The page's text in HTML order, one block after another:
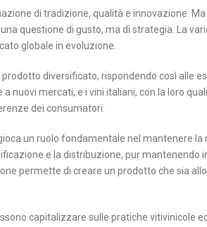
di tradizione, qualità e innovazione.
questione di gusto, ma di strategia. La
globale in evoluzione.
diversificato, rispondendo così alle
nuovi mercati, e i vini italiani, con la loro
dei consumatori.
un ruolo fondamentale nel mantenere la
e la distribuzione, pur mantenendo
permette di creare un prodotto che sia
capitalizzare sulle pratiche vitivinicole